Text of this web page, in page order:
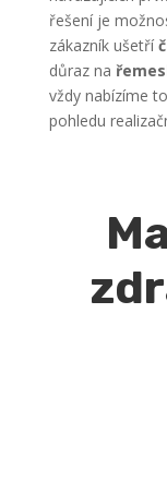
řešení je
zákazník ušetří
důraz na
vždy nabízíme
pohledu